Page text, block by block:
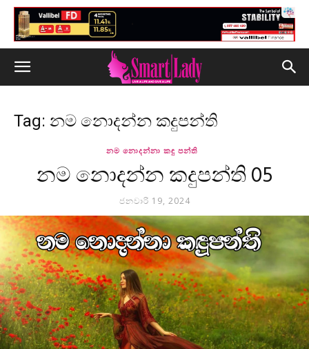
Tag: නම නොදන්න කදුපන්ති
නම නොදන්නා කඳු පන්ති
නම නොදන්න කදුපන්ති 05
ජනවාරි 19, 2024